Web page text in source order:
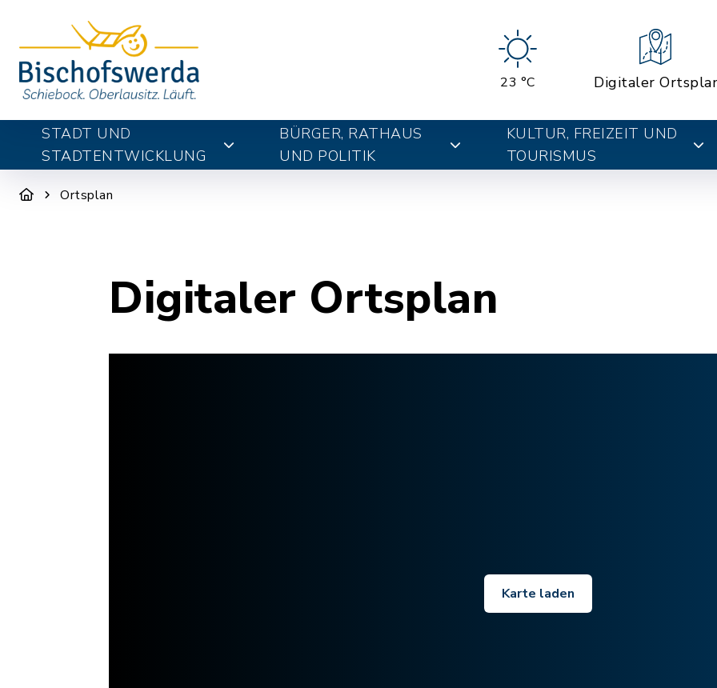
23 °C Digitaler
STADT UND
STADTENTWICKLUNG
BÜRGER, RATHAUS
UND POLITIK
KULTUR, FREIZEIT UND
TOURISMUS
Ortsplan
Digitaler Ortsplan
Karte laden